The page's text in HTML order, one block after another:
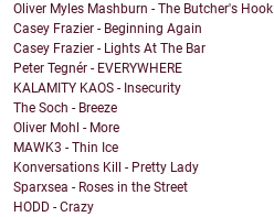
Oliver Myles Mashburn - The Butcher's Hook
Casey Frazier - Beginning Again
Casey Frazier - Lights At The Bar
Peter Tegnér - EVERYWHERE
KALAMITY KAOS - Insecurity
The Soch - Breeze
Oliver Mohl - More
MAWK3 - Thin Ice
Konversations Kill - Pretty Lady
Sparxsea - Roses in the Street
HODD - Crazy